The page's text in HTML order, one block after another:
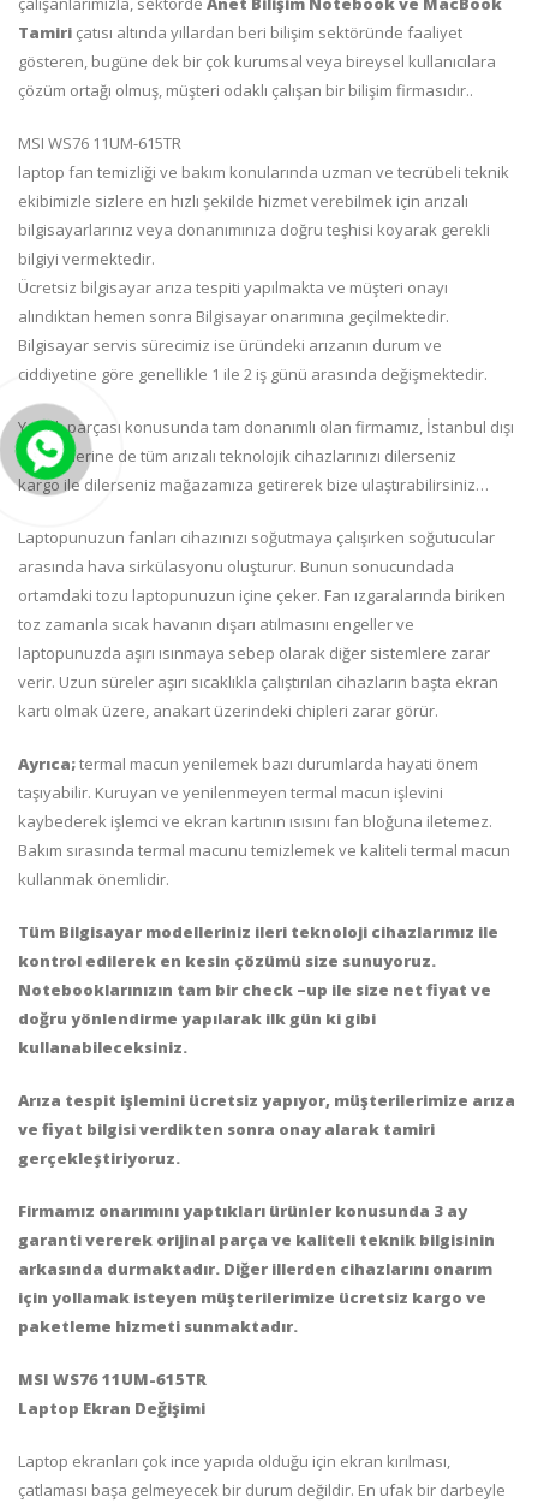
Tamiri çatısı altında yıllardan beri bilişim sektöründe faaliyet
gösteren, bugüne dek bir çok kurumsal veya bireysel kullanıcılara
çözüm ortağı olmuş, müşteri odaklı çalışan bir bilişim firmasıdır..
MSI WS76 11UM-615TR
laptop fan temizliği ve bakım konularında uzman ve tecrübeli teknik
ekibimizle sizlere en hızlı şekilde hizmet verebilmek için arızalı
bilgisayarlarınız veya donanımınıza doğru teşhisi koyarak gerekli
bilgiyi vermektedir.
Ücretsiz bilgisayar arıza tespiti yapılmakta ve müşteri onayı
alındıktan hemen sonra Bilgisayar onarımına geçilmektedir.
Bilgisayar servis sürecimiz ise üründeki arızanın durum ve
ciddiyetine göre genellikle 1 ile 2 iş günü arasında değişmektedir.
Yedek parçası konusunda tam donanımlı olan firmamız, İstanbul dışı
müşterilerine de tüm arızalı teknolojik cihazlarınızı dilerseniz
kargo ile dilerseniz mağazamıza getirerek bize ulaştırabilirsiniz…
Laptopunuzun fanları cihazınızı soğutmaya çalışırken soğutucular
arasında hava sirkülasyonu oluşturur. Bunun sonucundada
ortamdaki tozu laptopunuzun içine çeker. Fan ızgaralarında biriken
toz zamanla sıcak havanın dışarı atılmasını engeller ve
laptopunuzda aşırı ısınmaya sebep olarak diğer sistemlere zarar
verir. Uzun süreler aşırı sıcaklıkla çalıştırılan cihazların başta ekran
kartı olmak üzere, anakart üzerindeki chipleri zarar görür.
Ayrıca;termal macun yenilemek bazı durumlarda hayati önem
taşıyabilir. Kuruyan ve yenilenmeyen termal macun işlevini
kaybederek işlemci ve ekran kartının ısısını fan bloğuna iletemez.
Bakım sırasında termal macunu temizlemek ve kaliteli termal macun
kullanmak önemlidir.
Tüm Bilgisayar modelleriniz ileri teknoloji cihazlarımız ile
kontrol edilerek en kesin çözümü size sunuyoruz.
Notebooklarınızın tam bir check –up ile size net fiyat ve
doğru yönlendirme yapılarak ilk gün ki gibi
kullanabileceksiniz.
Arıza tespit işlemini ücretsiz yapıyor, müşterilerimize arıza
ve fiyat bilgisi verdikten sonra onay alarak tamiri
gerçekleştiriyoruz.
Firmamız onarımını yaptıkları ürünler konusunda 3 ay
garanti vererek orijinal parça ve kaliteli teknik bilgisinin
arkasında durmaktadır. Diğer illerden cihazlarını onarım
için yollamak isteyen müşterilerimize ücretsiz kargo ve
paketleme hizmeti sunmaktadır.
MSI WS76 11UM-615TR
Laptop Ekran Değişimi
Laptop ekranları çok ince yapıda olduğu için ekran kırılması,
çatlaması başa gelmeyecek bir durum değildir. En ufak bir darbeyle